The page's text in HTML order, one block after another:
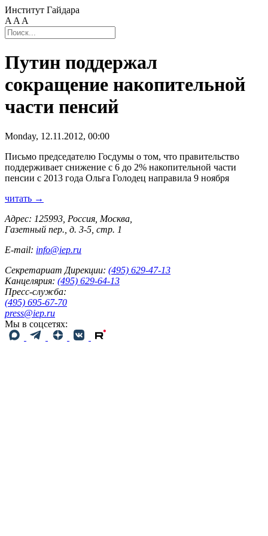
Институт Гайдара
A A A
Путин поддержал
сокращение накопительной
части пенсий
Monday, 12.11.2012, 00:00
Письмо председателю Госдумы о том, что правительство
поддерживает снижение с 6 до 2% накопительной части
пенсии с 2013 года Ольга Голодец направила 9 ноября
читать →
Адрес: 125993, Россия, Москва,
Газетный пер., д. 3-5, стр. 1
E-mail: info@iep.ru
Секретариат Дирекции: (495) 629-47-13
Канцелярия: (495) 629-64-13
Пресс-служба:
(495) 695-67-70
press@iep.ru
Мы в соцсетях: